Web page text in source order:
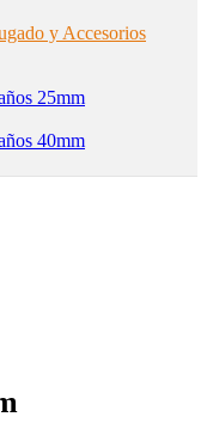
y Accesorios
25mm
40mm